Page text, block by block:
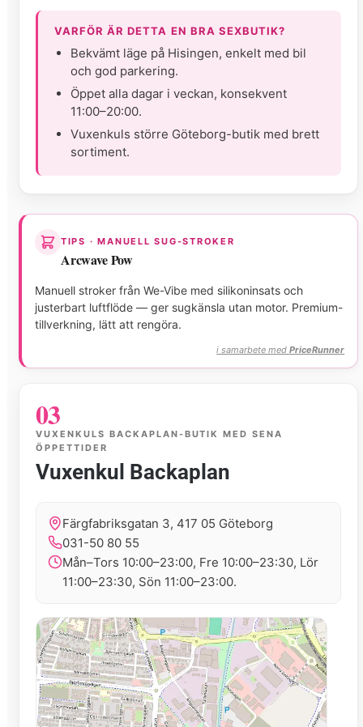
VARFÖR ÄR DETTA EN BRA SEXBUTIK?
Bekvämt läge på Hisingen, enkelt med bil
och god parkering.
Öppet alla dagar i veckan, konsekvent
11:00–20:00.
Vuxenkuls större Göteborg-butik med brett
sortiment.
TIPS · MANUELL SUG-STROKER
Arcwave Pow
Manuell stroker från We-Vibe med silikoninsats och
justerbart luftflöde — ger sugkänsla utan motor. Premium-
tillverkning, lätt att rengöra.
i samarbete medPriceRunner
03
VUXENKULS BACKAPLAN-BUTIK MED SENA
ÖPPETTIDER
Vuxenkul Backaplan
Färgfabriksgatan 3, 417 05 Göteborg
031-50 80 55
Mån–Tors 10:00–23:00, Fre 10:00–23:30, Lör
11:00–23:30, Sön 11:00–23:00.